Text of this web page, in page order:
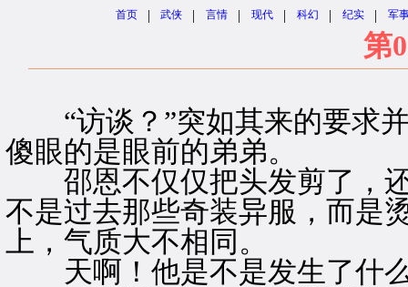
首页 | 武侠 | 言情 | 现代 | 科幻 | 纪实 | 军
第
“访谈？”突如其来的要求并
傻眼的是眼前的弟弟。
邵恩不仅仅把头发剪了，还
不是过去那些奇装异服，而是
上，气质大不相同。
天啊！他是不是发生了什